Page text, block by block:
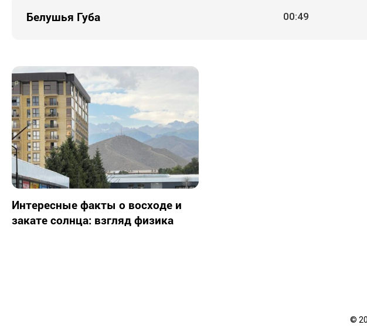
Белушья Губа 00:49
Интересные факты о восходе и
закате солнца: взгляд физика
©